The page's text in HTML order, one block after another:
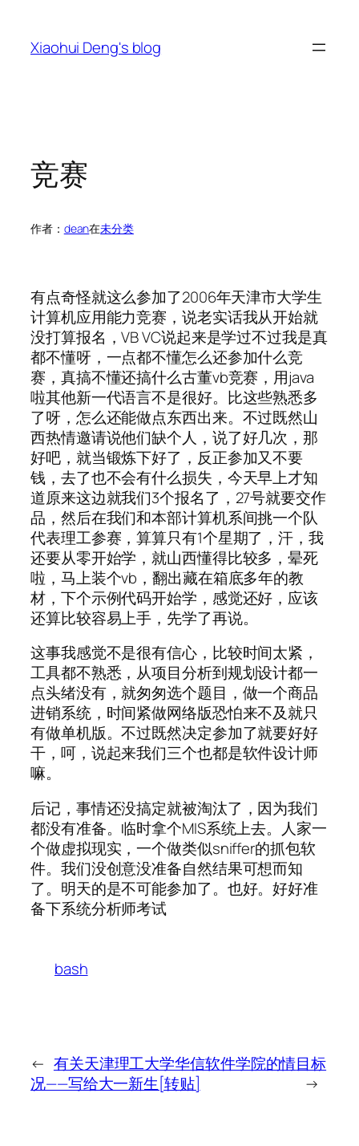
Xiaohui Deng's blog
竞赛
作者： dean在未分类
有点奇怪就这么参加了2006年天津市大学生
计算机应用能力竞赛，说老实话我从开始就
没打算报名，VB VC说起来是学过不过我是真
都不懂呀，一点都不懂怎么还参加什么竞
赛，真搞不懂还搞什么古董vb竞赛，用java
啦其他新一代语言不是很好。比这些熟悉多
了呀，怎么还能做点东西出来。不过既然山
西热情邀请说他们缺个人，说了好几次，那
好吧，就当锻炼下好了，反正参加又不要
钱，去了也不会有什么损失，今天早上才知
道原来这边就我们3个报名了，27号就要交作
品，然后在我们和本部计算机系间挑一个队
代表理工参赛，算算只有1个星期了，汗，我
还要从零开始学，就山西懂得比较多，晕死
啦，马上装个vb，翻出藏在箱底多年的教
材，下个示例代码开始学，感觉还好，应该
还算比较容易上手，先学了再说。
这事我感觉不是很有信心，比较时间太紧，
工具都不熟悉，从项目分析到规划设计都一
点头绪没有，就匆匆选个题目，做一个商品
进销系统，时间紧做网络版恐怕来不及就只
有做单机版。不过既然决定参加了就要好好
干，呵，说起来我们三个也都是软件设计师
嘛。
后记，事情还没搞定就被淘汰了，因为我们
都没有准备。临时拿个MIS系统上去。人家一
个做虚拟现实，一个做类似sniffer的抓包软
件。我们没创意没准备自然结果可想而知
了。明天的是不可能参加了。也好。好好准
备下系统分析师考试
bash
← 有关天津理工大学华信软件学院的情
况——写给大一新生[转贴]
目标
→